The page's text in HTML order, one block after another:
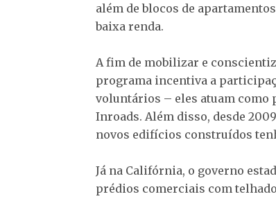
além de blocos de
baixa renda.
A fim de mobilizar e
programa incentiva a
voluntários – eles atuam como
Inroads. Além disso, desde
novos edifícios construídos
Já na Califórnia, o governo
prédios comerciais com